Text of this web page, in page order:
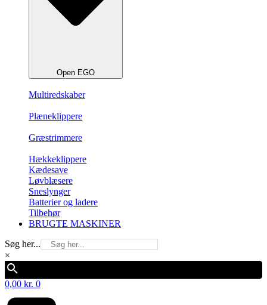
Open EGO
Multiredskaber
Plæneklippere
Græstrimmere
Hækkeklippere
Kædesave
Løvblæsere
Sneslynger
Batterier og ladere
Tilbehør
BRUGTE MASKINER
Søg her...
×
0,00 kr. 0